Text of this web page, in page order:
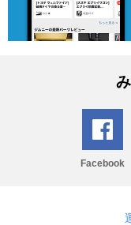
Facebook